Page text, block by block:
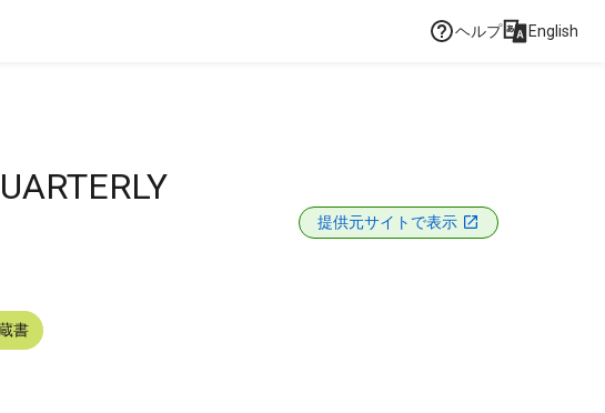
ヘルプ English
提供元サイトで表示
書